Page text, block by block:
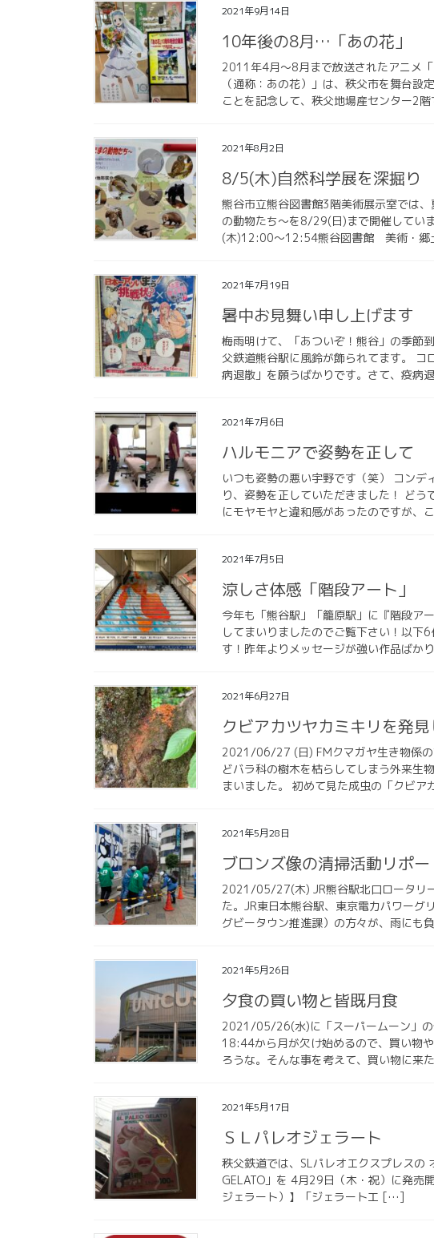
2021年9月14日
10年後の8月…「あの花」
2011年4月〜8月まで放送されたアニメ
（通称：あの花）」は、秩父市を舞台
ことを記念して、秩父地場産センター2
2021年8月2日
8/5(木)自然科学展を深掘り
熊谷市立熊谷図書館3階美術展示室では
の動物たち～を8/29(日)まで開催してい
(木)12:00〜12:54熊谷図書館 美術・
2021年7月19日
暑中お見舞い申し上げます
梅雨明けて、「あついぞ！熊谷」の季節
父鉄道熊谷駅に風鈴が飾られてます。
病退散」を願うばかりです。さて、疫
2021年7月6日
ハルモニアで姿勢を正して
いつも姿勢の悪い宇野です（笑） コン
り、姿勢を正していただきました！ ど
にモヤモヤと違和感があったのですが
2021年7月5日
涼しさ体感「階段アート」
今年も「熊谷駅」「籠原駅」に『階段ア
してまいりましたのでご覧下さい！以下6
す！昨年よりメッセージが強い作品ば
2021年6月27日
クビアカツヤカミキリを発
2021/06/27 (日) FMクマガヤ生き物係の
どバラ科の樹木を枯らしてしまう外来生
まいました。 初めて見た成虫の「クビ
2021年5月28日
ブロンズ像の清掃活動リポー
2021/05/27(木) JR熊谷駅北口ロータリ
た。JR東日本熊谷駅、東京電力パワーグ
グビータウン推進課）の方々が、雨に
2021年5月26日
夕食の買い物と皆既月食
2021/05/26(水)に「スーパームーン」の
18:44から月が欠け始めるので、買い物
ろうな。そんな事を考えて、買い物に
2021年5月17日
ＳＬパレオジェラート
秩父鉄道では、SLパレオエクスプレスの
GELATO」を 4月29日（木・祝）に発売
ジェラート）】「ジェラート工 […]